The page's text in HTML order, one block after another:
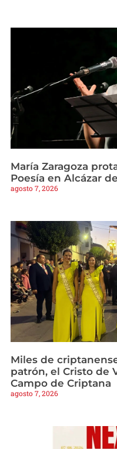
María Zaragoza
Poesía en Alcázar
agosto 7, 2026
Miles de
patrón, el Cristo de
Campo de Criptana
agosto 7, 2026